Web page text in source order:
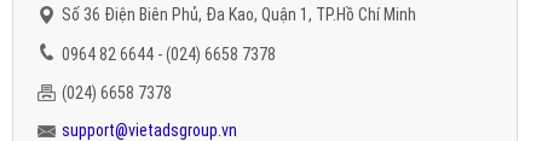
Số 36 Điện Biên Phủ, Đa Kao, Quận 1, TP.Hồ Chí Minh
0964 82 6644 - (024) 6658 7378
(024) 6658 7378
support@vietadsgroup.vn